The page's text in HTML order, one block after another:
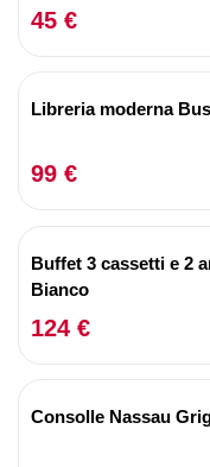
45 €
Libreria moderna
99 €
Buffet 3 cassetti e 2
Bianco
124 €
Consolle Nassau